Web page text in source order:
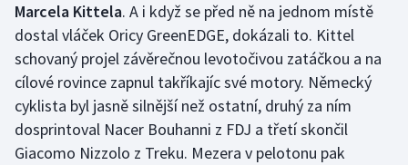
Marcela Kittela. A i když se před ně na jednom místě
dostal vláček Oricy GreenEDGE, dokázali to. Kittel
schovaný projel závěrečnou levotočivou zatáčkou a na
cílové rovince zapnul takříkajíc své motory. Německý
cyklista byl jasně silnější než ostatní, druhý za ním
dosprintoval Nacer Bouhanni z FDJ a třetí skončil
Giacomo Nizzolo z Treku. Mezera v pelotonu pak